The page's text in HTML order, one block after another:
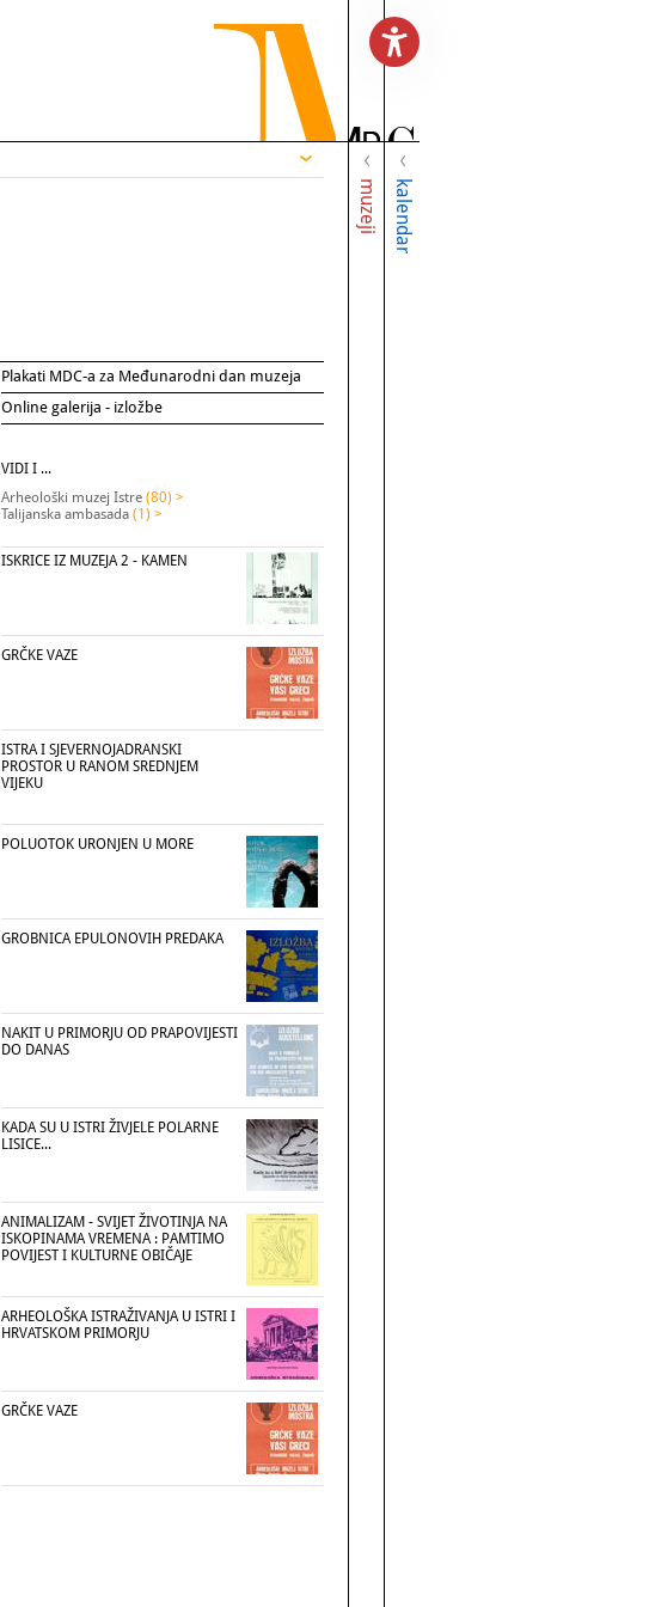
muzeji kalendar
Plakati MDC-a za Međunarodni dan muzeja
Online galerija - izložbe
VIDI I ...
Arheološki muzej Istre (80) >
Talijanska ambasada (1) >
ISKRICE IZ MUZEJA 2 - KAMEN
GRČKE VAZE
ISTRA I SJEVERNOJADRANSKI
PROSTOR U RANOM SREDNJEM
VIJEKU
POLUOTOK URONJEN U MORE
GROBNICA EPULONOVIH PREDAKA
NAKIT U PRIMORJU OD PRAPOVIJESTI
DO DANAS
KADA SU U ISTRI ŽIVJELE POLARNE
LISICE...
ANIMALIZAM - SVIJET ŽIVOTINJA NA
ISKOPINAMA VREMENA : PAMTIMO
POVIJEST I KULTURNE OBIČAJE
ARHEOLOŠKA ISTRAŽIVANJA U ISTRI I
HRVATSKOM PRIMORJU
GRČKE VAZE